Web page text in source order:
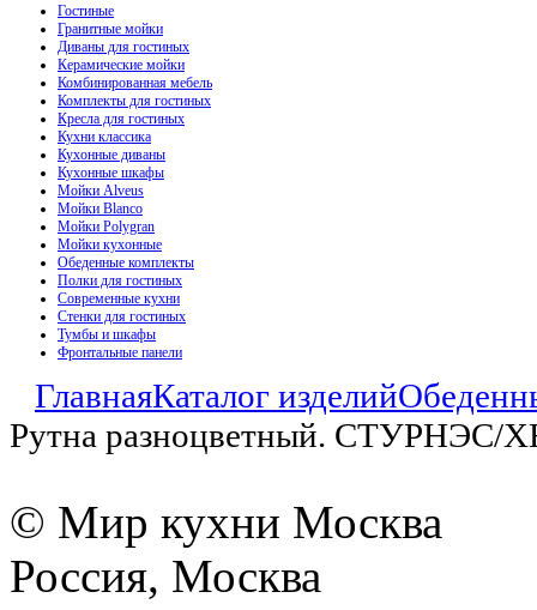
Гостиные
Гранитные мойки
Диваны для гостиных
Керамические мойки
Комбинированная мебель
Комплекты для гостиных
Кресла для гостиных
Кухни классика
Кухонные диваны
Кухонные шкафы
Мойки Alveus
Мойки Blanco
Мойки Polygran
Мойки кухонные
Обеденные комплекты
Полки для гостиных
Современные кухни
Стенки для гостиных
Тумбы и шкафы
Фронтальные панели
ГлавнаяКаталог изделий
Рутна разноцветный.
© Мир кухни Москва
Россия, Москва